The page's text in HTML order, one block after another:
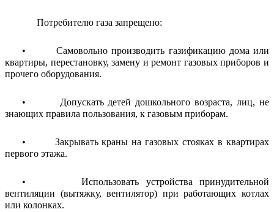
Потребителю газа запрещено:
• Самовольно производить газификацию дома или
квартиры, перестановку, замену и ремонт газовых приборов и
прочего оборудования.
• Допускать детей дошкольного возраста, лиц, не
знающих правила пользования, к газовым приборам.
• Закрывать краны на газовых стояках в квартирах
первого этажа.
• Использовать устройства принудительной
вентиляции (вытяжку, вентилятор) при работающих котлах
или колонках.